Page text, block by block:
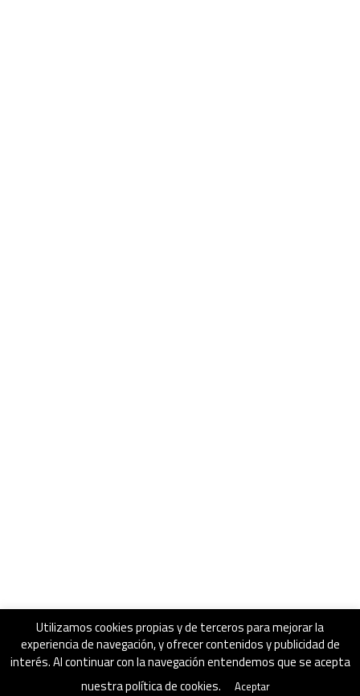
Utilizamos cookies propias y de terceros para mejorar la
experiencia de navegación, y ofrecer contenidos y publicidad de
interés. Al continuar con la navegación entendemos que se acepta
nuestra política de cookies.
Aceptar